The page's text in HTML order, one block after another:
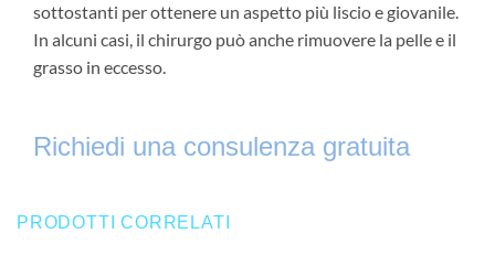
sottostanti per ottenere un aspetto più liscio e giovanile.
In alcuni casi, il chirurgo può anche rimuovere la pelle e il
grasso in eccesso.
Richiedi una consulenza gratuita
PRODOTTI CORRELATI